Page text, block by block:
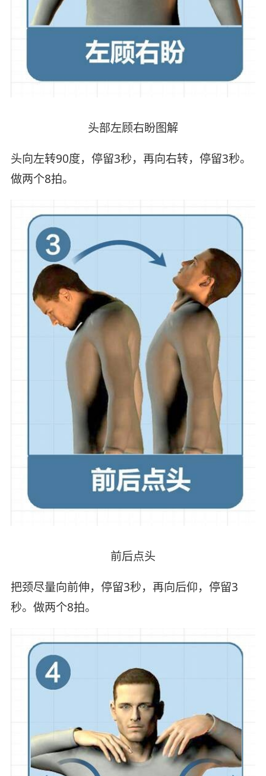
头部左顾右盼图解
头向左转90度，停留3秒，再向右转，停留3秒。
做两个8拍。
前后点头
把颈尽量向前伸，停留3秒，再向后仰，停留3
秒。做两个8拍。